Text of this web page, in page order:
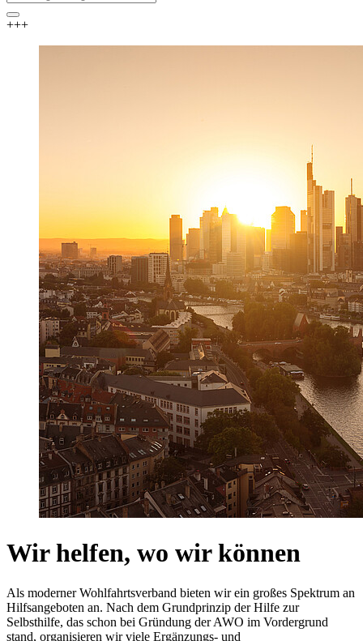
+++
Wir helfen, wo wir können
Als moderner Wohlfahrtsverband bieten wir ein großes Spektrum an
Hilfsangeboten an. Nach dem Grundprinzip der Hilfe zur
Selbsthilfe, das schon bei Gründung der AWO im Vordergrund
stand, organisieren wir viele Ergänzungs- und